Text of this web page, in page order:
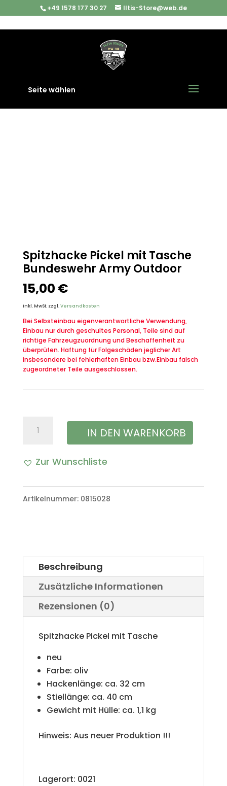
+49 1578 177 30 27 Iltis-Store@web.de
Seite wählen
Spaten und Schanzzeug/ Spitzhacke Pickel mit
Tasche Bundeswehr Army Outdoor
Spitzhacke Pickel mit Tasche
Bundeswehr Army Outdoor
15,00 €
inkl. MwSt. zzgl.Versandkosten
Bei Selbsteinbau eigenverantwortliche Verwendung,
Einbau nur durch geschultes Personal, Teile sind auf
richtige Fahrzeugzuordnung und Beschaffenheit zu
überprüfen. Haftung für Folgeschäden jeglicher Art
insbesondere bei fehlerhaften Einbau bzw.Einbau falsch
zugeordneter Teile ausgeschlossen.
Spitzhacke
mit
Bundeswehr
Menge
IN DEN WARENKORB
Zur Wunschliste
l
r
n
a
Artikelnummer: 0815028
Beschreibung
Zusätzliche Informationen
Rezensionen (0)
Spitzhacke Pickel mit Tasche
neu
Farbe: oliv
Hackenlänge: ca. 32 cm
Stiellänge: ca. 40 cm
Gewicht mit Hülle: ca. 1,1 kg
Hinweis: Aus neuer Produktion !!!
Lagerort: 0021